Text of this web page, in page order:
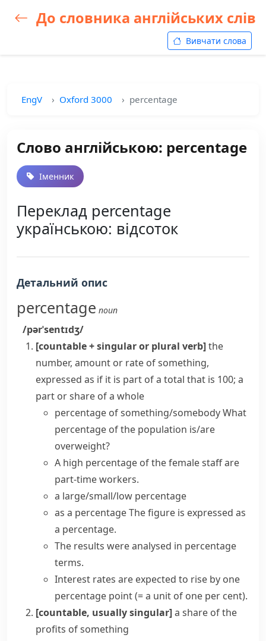
До словника англійських слів
Вивчати слова
EngV Oxford 3000 percentage
Слово англійською: percentage
Іменник
Переклад percentage
українською: відсоток
Детальний опис
percentage noun
/pərˈsentɪdʒ/
[countable + singular or plural verb]the
number, amount or rate of something,
expressed as if it is part of a total that is 100; a
part or share of a whole
percentage of something/somebodyWhat
percentage of the population is/are
overweight?
A high percentage of the female staff are
part-time workers.
a large/small/low percentage
as a percentageThe figure is expressed as
a percentage.
The results were analysed in percentage
terms.
Interest rates are expected to rise by one
percentage point(= a unit of one per cent).
[countable, usually singular]a share of the
profits of something